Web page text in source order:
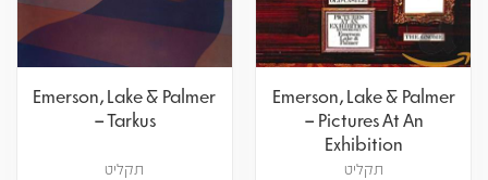
Emerson, Lake & Palmer
– Pictures At An
Exhibition
תקליט
Emerson, Lake & Palmer
– Tarkus
תקליט